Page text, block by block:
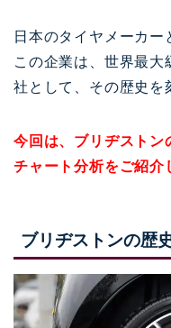
日本のタイヤメーカー
この企業は、世界最大
社として、その歴史を
今回は、ブリヂストン
チャート分析をご紹介
ブリヂストンの歴